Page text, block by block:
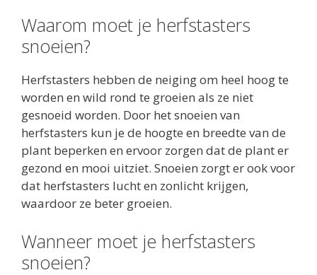
Waarom moet je herfstasters
snoeien?
Herfstasters hebben de neiging om heel hoog te
worden en wild rond te groeien als ze niet
gesnoeid worden. Door het snoeien van
herfstasters kun je de hoogte en breedte van de
plant beperken en ervoor zorgen dat de plant er
gezond en mooi uitziet. Snoeien zorgt er ook voor
dat herfstasters lucht en zonlicht krijgen,
waardoor ze beter groeien.
Wanneer moet je herfstasters
snoeien?